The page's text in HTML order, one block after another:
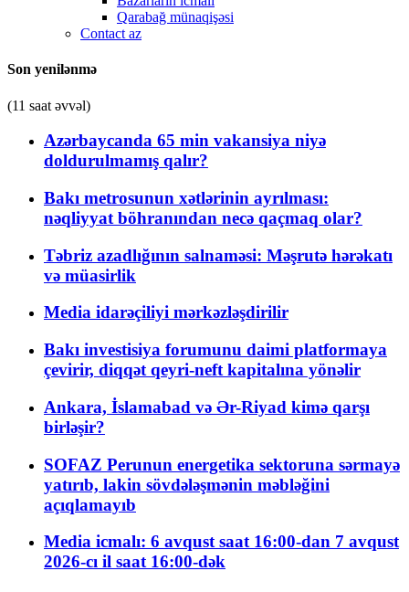
Qarabağ münaqişəsi
Contact az
Son yenilənmə
(11 saat əvvəl)
Azərbaycanda 65 min vakansiya niyə
doldurulmamış qalır?
Bakı metrosunun xətlərinin ayrılması:
nəqliyyat böhranından necə qaçmaq olar?
Təbriz azadlığının salnaməsi: Məşrutə hərəkatı
və müasirlik
Media idarəçiliyi mərkəzləşdirilir
Bakı investisiya forumunu daimi platformaya
çevirir, diqqət qeyri-neft kapitalına yönəlir
Ankara, İslamabad və Ər-Riyad kimə qarşı
birləşir?
SOFAZ Perunun energetika sektoruna sərmayə
yatırıb, lakin sövdələşmənin məbləğini
açıqlamayıb
Media icmalı: 6 avqust saat 16:00-dan 7 avqust
2026-cı il saat 16:00-dək